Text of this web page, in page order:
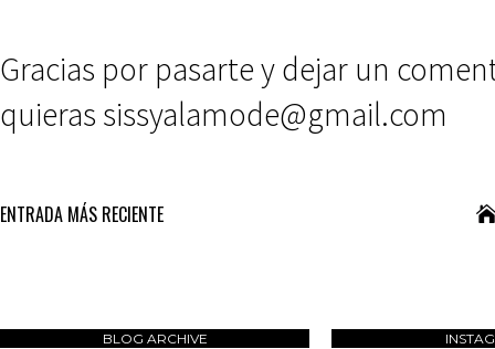
Gracias por pasarte y dejar un
quieras sissyalamode@gmail.com
ENTRADA MÁS RECIENTE
BLOG ARCHIVE